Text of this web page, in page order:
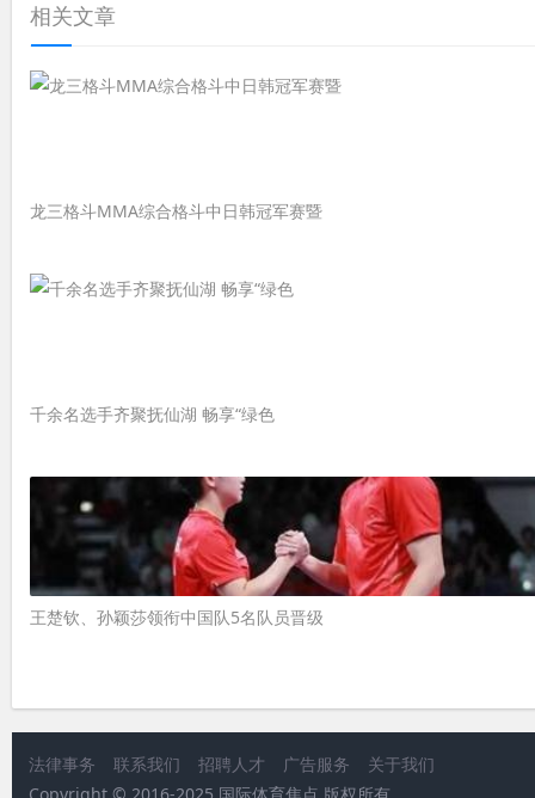
相关文章
龙三格斗MMA综合格斗中日韩冠军赛暨
千余名选手齐聚抚仙湖 畅享“绿色
王楚钦、孙颖莎领衔中国队5名队员晋级
法律事务 联系我们 招聘人才 广告服务
关于我们